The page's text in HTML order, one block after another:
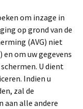
om inzage in
op grond van de
(AVG) niet
en om uw gegevens
U dient
Indien u
zal de
aan alle andere